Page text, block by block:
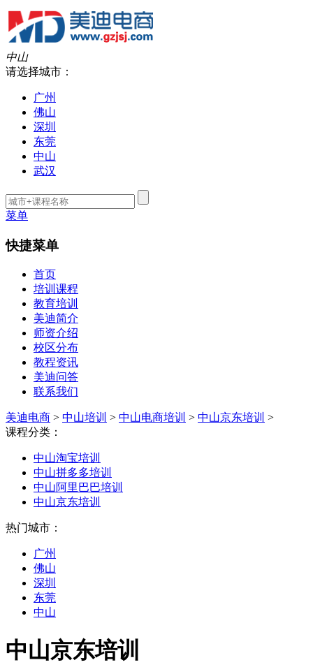
中山
请选择城市：
广州
佛山
深圳
东莞
中山
武汉
菜单
快捷菜单
首页
培训课程
教育培训
美迪简介
师资介绍
校区分布
教程资讯
美迪问答
联系我们
美迪电商 > 中山培训 > 中山电商培训 > 中山京东培训 >
课程分类：
中山淘宝培训
中山拼多多培训
中山阿里巴巴培训
中山京东培训
热门城市：
广州
佛山
深圳
东莞
中山
中山京东培训